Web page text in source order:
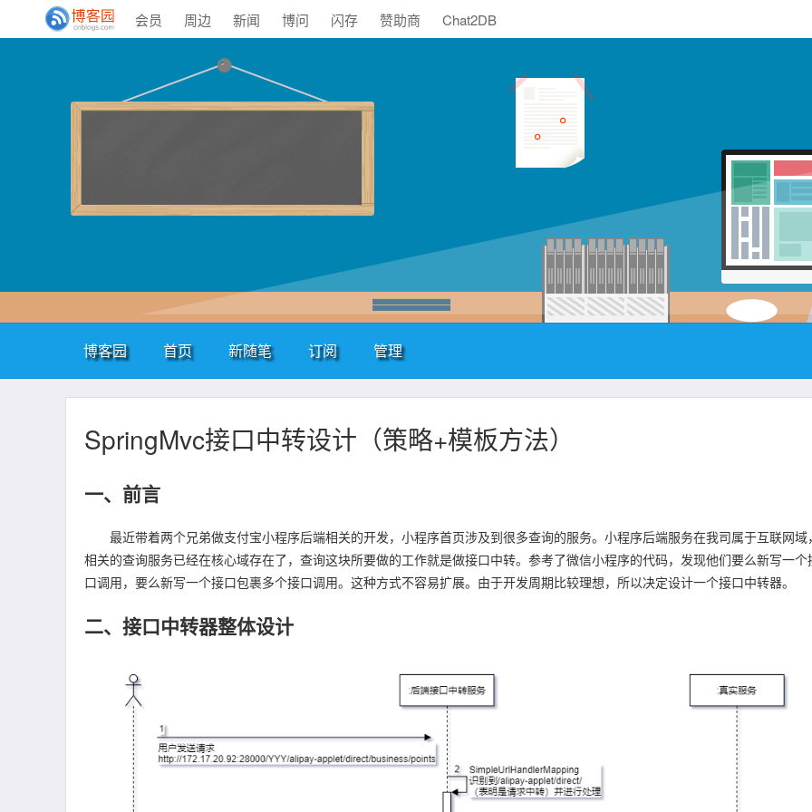
会员 周边 新闻 博问 闪存 赞助商 Chat2DB
博客园 首页 新随笔 订阅 管理
SpringMvc接口中转设计（策略+模板方法）
一、前言
最近带着两个兄弟做支付宝小程序后端相关的开发，小程序首页涉及到很多查询的服务。小程序后端服务在我司属于互联网域
相关的查询服务已经在核心域存在了，查询这块所要做的工作就是做接口中转。参考了微信小程序的代码，发现他们要么新写一个
口调用，要么新写一个接口包裹多个接口调用。这种方式不容易扩展。由于开发周期比较理想，所以决定设计一个接口中转器。
二、接口中转器整体设计